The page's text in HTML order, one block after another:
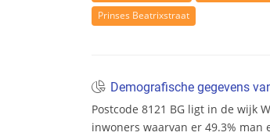
Prinses Beatrixstraat
Demografische gegevens
Postcode 8121 BG ligt in de wijk
inwoners waarvan er 49.3%